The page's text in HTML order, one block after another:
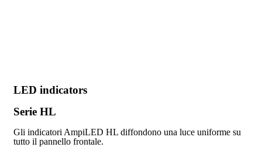
LED indicators
Serie HL
Gli indicatori AmpiLED HL diffondono una luce uniforme su
tutto il pannello frontale.